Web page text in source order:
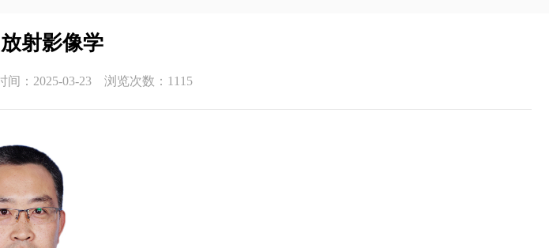
射影像学
：2025-03-23 浏览次数： 1115